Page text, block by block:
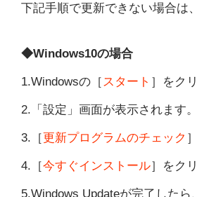
下記手順で更新できない場合は
◆Windows10の場合
1.Windowsの［ スタート ］をク
2.「設定」画面が表示されます
3.［更新プログラムのチェック
4.［今すぐインストール］をク
5.Windows Updateが完了したら